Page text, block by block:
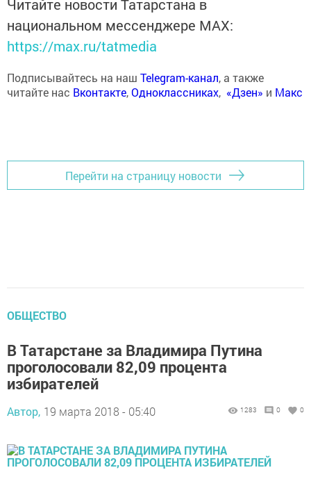
Читайте новости Татарстана в
национальном мессенджере MАХ:
https://max.ru/tatmedia
Подписывайтесь на наш Telegram-канал, а также
читайте нас Вконтакте,Одноклассниках, «Дзен» и Макс
Перейти на страницу новости
ОБЩЕСТВО
В Татарстане за Владимира Путина
проголосовали 82,09 процента
избирателей
Автор, 19 марта 2018 - 05:40 1283 0 0